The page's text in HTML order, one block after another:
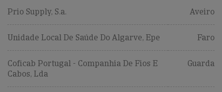
Prio Supply, S.a. Aveiro
Unidade Local De Saúde Do Algarve, Epe Faro
Coficab Portugal - Companhia De Fios E
Cabos, Lda
Guarda